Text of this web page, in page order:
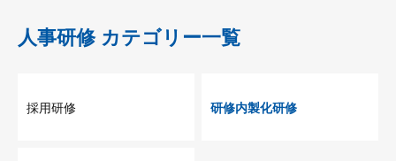
人事研修カテゴリー一覧
採用研修 研修内製化研修